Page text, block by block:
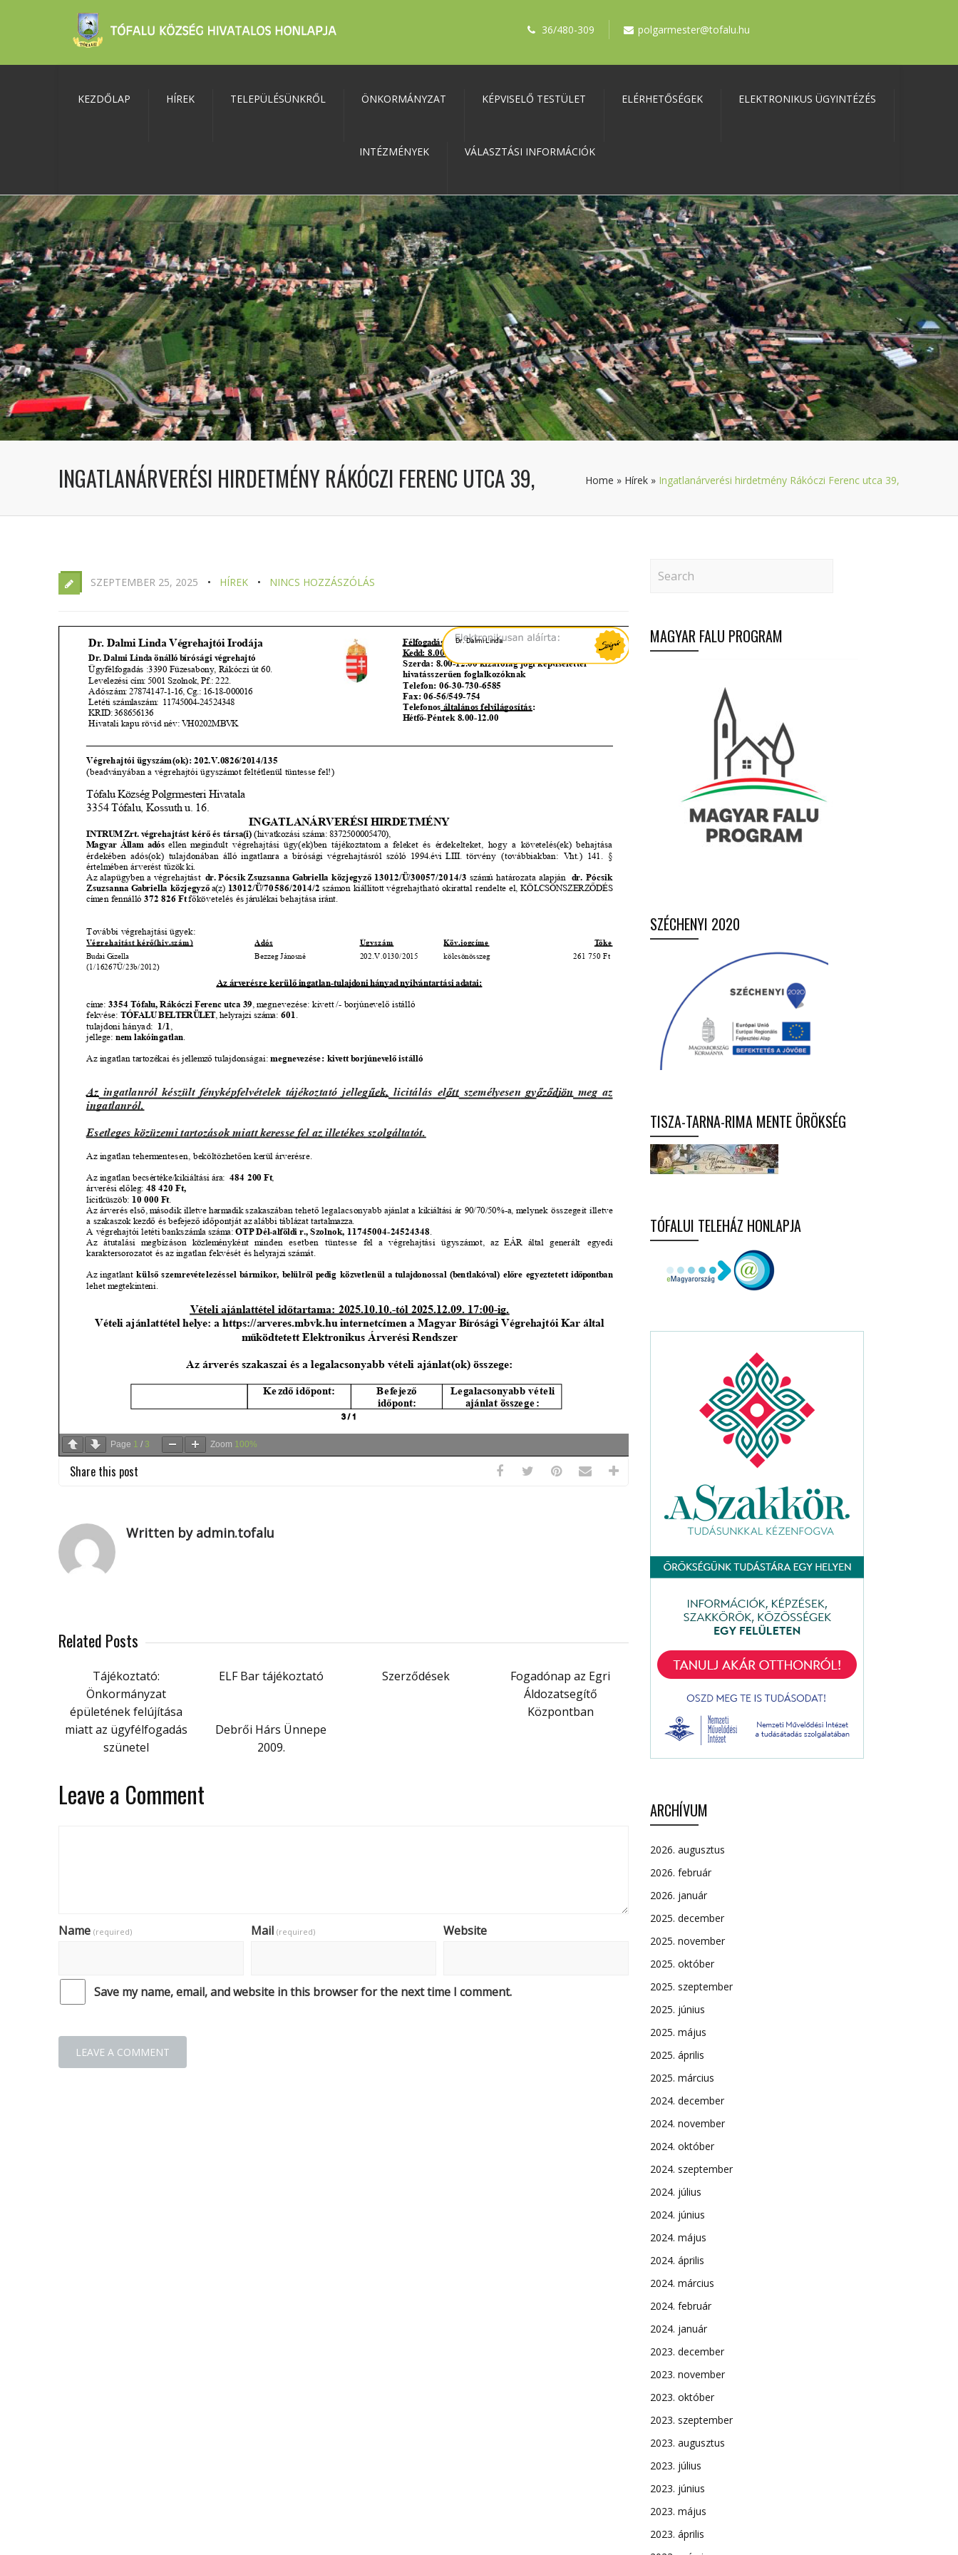
36/480-309 polgarmester@tofalu.hu
KEZDŐLAP HÍREK TELEPÜLÉSÜNKRŐL ÖNKORMÁNYZAT KÉPVISELŐ TESTÜLET ELÉRHETŐSÉGEK ELEKTRONIKUS ÜGYINTÉZÉS
INTÉZMÉNYEK VÁLASZTÁSI INFORMÁCIÓK
INGATLANÁRVERÉSI HIRDETMÉNY RÁKÓCZI FERENC UTCA 39, Home » Hírek » Ingatlanárverési hirdetmény Rákóczi Ferenc utca 39,
SZEPTEMBER 25, 2025 HÍREK NINCS HOZZÁSZÓLÁS
Page 1 / 3 Zoom 100%
Share this post
Written by admin.tofalu
Related Posts
Tájékoztató:
Önkormányzat
épületének felújítása
miatt az ügyfélfogadás
szünetel
ELF Bar tájékoztató Szerződések
Fogadónap az Egri
Áldozatsegítő
Központban
Debrői Hárs Ünnepe
2009.
Leave a Comment
Name (required) Mail (required) Website
Save my name, email, and website in this browser for the next time I comment.
MAGYAR FALU PROGRAM
SZÉCHENYI 2020
TISZA-TARNA-RIMA MENTE ÖRÖKSÉG
TÓFALUI TELEHÁZ HONLAPJA
ARCHÍVUM
2026. augusztus
2026. február
2026. január
2025. december
2025. november
2025. október
2025. szeptember
2025. június
2025. május
2025. április
2025. március
2024. december
2024. november
2024. október
2024. szeptember
2024. július
2024. június
2024. május
2024. április
2024. március
2024. február
2024. január
2023. december
2023. november
2023. október
2023. szeptember
2023. augusztus
2023. július
2023. június
2023. május
2023. április